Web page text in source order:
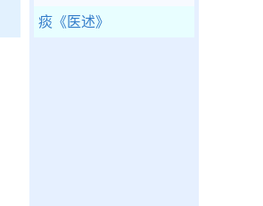
痰 《医述》